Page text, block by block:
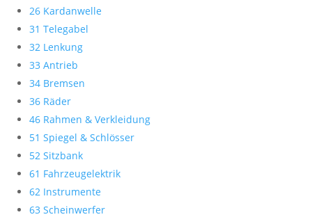
26 Kardanwelle
31 Telegabel
32 Lenkung
33 Antrieb
34 Bremsen
36 Räder
46 Rahmen & Verkleidung
51 Spiegel & Schlösser
52 Sitzbank
61 Fahrzeugelektrik
62 Instrumente
63 Scheinwerfer